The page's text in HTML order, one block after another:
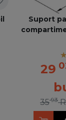
Suport
29
3593